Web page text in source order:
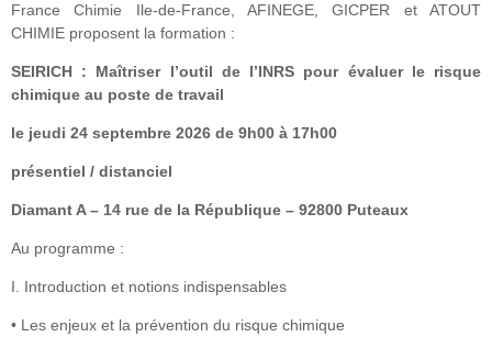
France Chimie Ile-de-France, AFINEGE, GICPER et ATOUT
CHIMIE proposent la formation :
SEIRICH : Maîtriser l’outil de l’INRS pour évaluer le risque
chimique au poste de travail
le jeudi 24 septembre 2026 de 9h00 à 17h00
présentiel / distanciel
Diamant A – 14 rue de la République – 92800 Puteaux
Au programme :
I. Introduction et notions indispensables
• Les enjeux et la prévention du risque chimique